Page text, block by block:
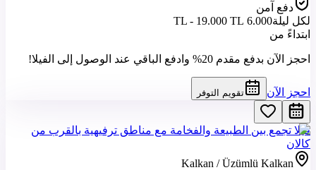
دفع آمن
لكل ليلة6.000 TL - 19.000 TL
ابتداءً من
احجز الآن بدفع مقدم 20% وادفع الباقي عند الوصول إلى الفيلا!
احجز الآن تقويم التوفر
فيلا تجمع بين الطبيعة والفخامة مع مناطق ترفيهية بالقرب من
كالان
Kalkan / Üzümlü Kalkan